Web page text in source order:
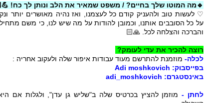
🔹מה המוטו שלך בחיים? / משפט שמאיר את הלב ונותן לך כח!
♡ לעשות טוב ולהעניק קודם כל לעצמנו, ואז נהיה מאושרים יותר
על כל הסובבים אותנו, וכמובן להודות על מה שיש לנו, כי משם
והברכה והצלחה לכל. 🙏🏻
רוצה להכיר את עדי לעומק?
לכלה- מוזמנת להתרשם מעוד עבודות איפור שלה ולעקוב אחריה :
בפייסבוק: Adi moshkovich
באינסטגרם: adi_moshkovich
לחתן - מוזמן להציץ בכרטיס שלה ב"שליש גן עדן", ולגלות אם